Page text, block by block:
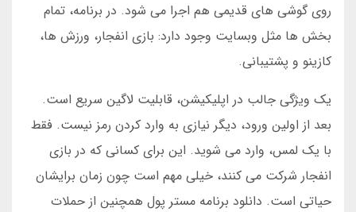
روی گوشی های قدیمی هم اجرا می شود. در برنامه، تمام
بخش ها مثل وبسایت وجود دارد: بازی انفجار، ورزش ها،
کازینو و پشتیبانی.
یک ویژگی جالب در اپلیکیشن، قابلیت لاگین سریع است.
بعد از اولین ورود، دیگر نیازی به وارد کردن رمز نیست. فقط
با یک لمس، وارد می شوید. این برای کسانی که در بازی
انفجار شرکت می کنند، خیلی مهم است چون زمان برایشان
حیاتی است. دانلود برنامه مستر پول همچنین از حملات